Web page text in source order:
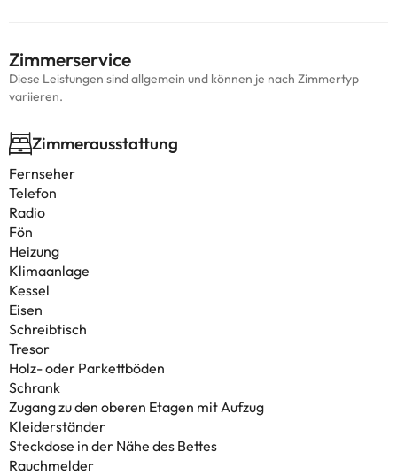
Zimmerservice
Diese Leistungen sind allgemein und können je nach Zimmertyp
variieren.
Zimmerausstattung
Fernseher
Telefon
Radio
Fön
Heizung
Klimaanlage
Kessel
Eisen
Schreibtisch
Tresor
Holz- oder Parkettböden
Schrank
Zugang zu den oberen Etagen mit Aufzug
Kleiderständer
Steckdose in der Nähe des Bettes
Rauchmelder